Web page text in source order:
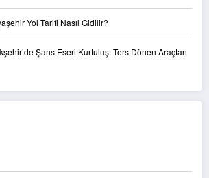
Yol Tarifi Nasıl Gidilir?
Şans Eseri Kurtuluş: Ters Dönen Araçtan